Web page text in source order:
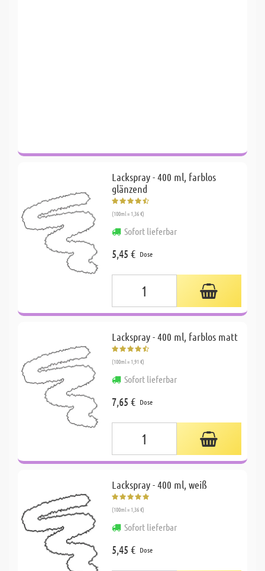
Lackspray - 400 ml, farblos
glänzend
(100ml = 1,36 €)
Sofort lieferbar
5,45 € Dose
Lackspray - 400 ml, farblos matt
(100ml = 1,91 €)
Sofort lieferbar
7,65 € Dose
Lackspray - 400 ml, weiß
(100ml = 1,36 €)
Sofort lieferbar
5,45 € Dose